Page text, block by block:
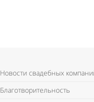
Новости свадебных
Благотворительность